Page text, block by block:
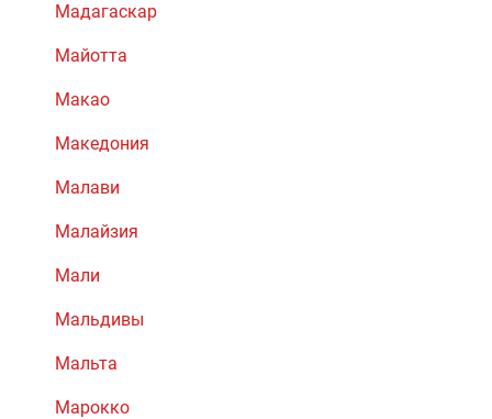
Мадагаскар
Майотта
Макао
Македония
Малави
Малайзия
Мали
Мальдивы
Мальта
Марокко